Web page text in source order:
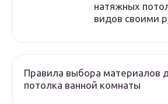
натяжных
видов своими
Правила выбора материалов
потолка ванной комнаты